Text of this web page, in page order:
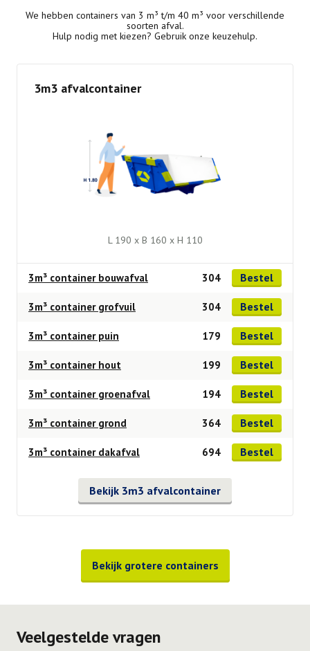
We hebben containers van 3 m³ t/m 40 m³ voor verschillende
soorten afval.
Hulp nodig met kiezen? Gebruik onze keuzehulp.
3m3 afvalcontainer
L 190 x B 160 x H 110
3m³ container bouwafval 304 Bestel
3m³ container grofvuil 304 Bestel
3m³ container puin 179 Bestel
3m³ container hout 199 Bestel
3m³ container groenafval 194 Bestel
3m³ container grond 364 Bestel
3m³ container dakafval 694 Bestel
Bekijk 3m3 afvalcontainer
Bekijk grotere containers
Veelgestelde vragen